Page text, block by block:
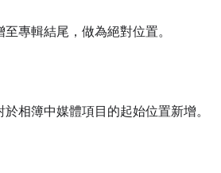
至專輯結尾，做為絕對位置。
於相簿中媒體項目的起始位置新增。